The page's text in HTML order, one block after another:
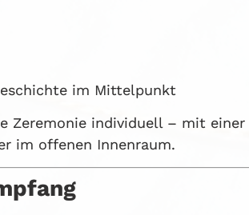
im Mittelpunkt
Zeremonie individuell – mit einer
im offenen Innenraum.